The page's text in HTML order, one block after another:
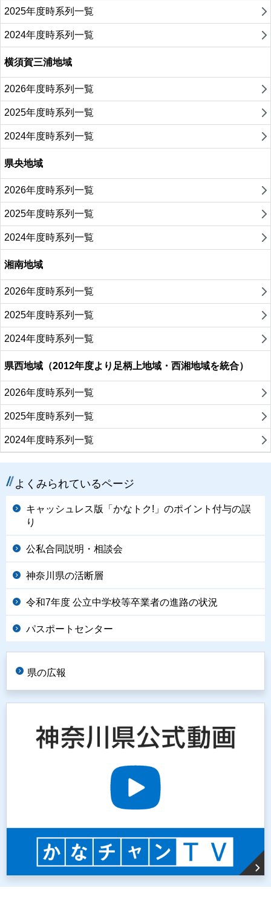
2025年度時系列一覧
2024年度時系列一覧
横須賀三浦地域
2026年度時系列一覧
2025年度時系列一覧
2024年度時系列一覧
県央地域
2026年度時系列一覧
2025年度時系列一覧
2024年度時系列一覧
湘南地域
2026年度時系列一覧
2025年度時系列一覧
2024年度時系列一覧
県西地域（2012年度より足柄上地域・西湘地域を統合）
2026年度時系列一覧
2025年度時系列一覧
2024年度時系列一覧
よくみられているページ
キャッシュレス版「かなトク!」のポイント付与の誤
り
公私合同説明・相談会
神奈川県の活断層
令和7年度 公立中学校等卒業者の進路の状況
パスポートセンター
県の広報